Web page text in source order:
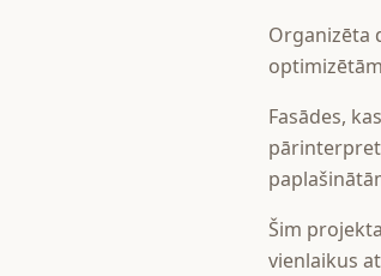
Organizēta
Fasādes,
Šim
vienlaikus